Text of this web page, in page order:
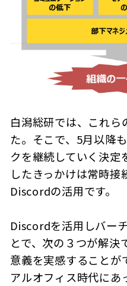
白潟総研では、これら
た。そこで、5月以降
クを継続していく決定
したきっかけは常時接
Discordの活用です。
Discordを活用しバー
とで、次の３つが解決
意義を実感することが
アルオフィス時代にあ